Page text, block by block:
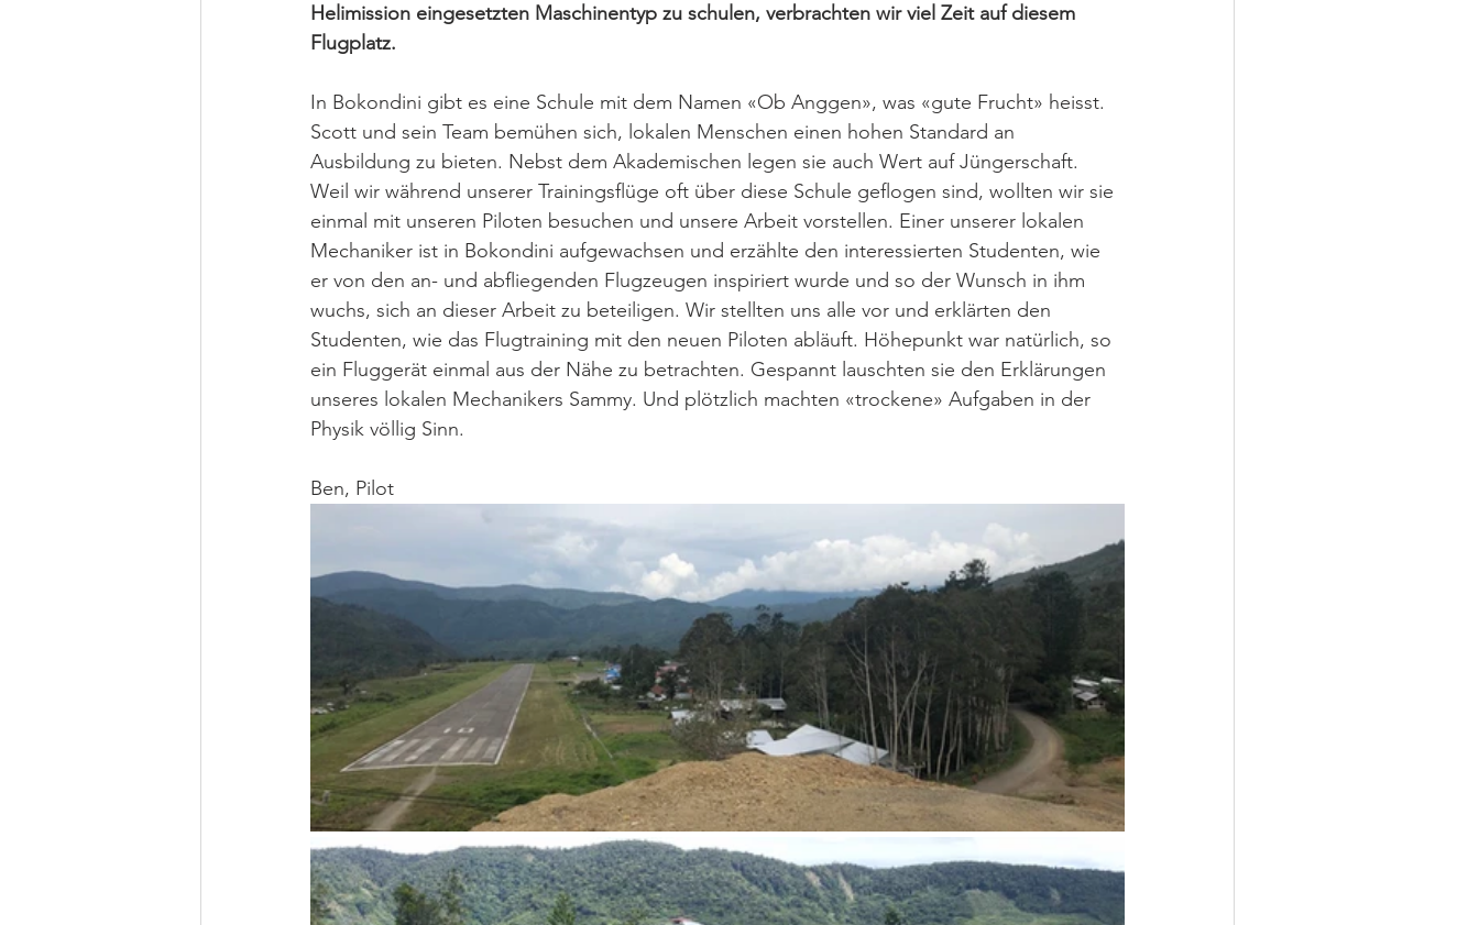
Helimission eingesetzten Maschinentyp zu schulen, verbrachten wir viel Zeit auf diesem
Flugplatz.
In Bokondini gibt es eine Schule mit dem Namen «Ob Anggen», was «gute Frucht» heisst.
Scott und sein Team bemühen sich, lokalen Menschen einen hohen Standard an
Ausbildung zu bieten. Nebst dem Akademischen legen sie auch Wert auf Jüngerschaft.
Weil wir während unserer Trainingsflüge oft über diese Schule geflogen sind, wollten wir sie
einmal mit unseren Piloten besuchen und unsere Arbeit vorstellen. Einer unserer lokalen
Mechaniker ist in Bokondini aufgewachsen und erzählte den interessierten Studenten, wie
er von den an- und abfliegenden Flugzeugen inspiriert wurde und so der Wunsch in ihm
wuchs, sich an dieser Arbeit zu beteiligen. Wir stellten uns alle vor und erklärten den
Studenten, wie das Flugtraining mit den neuen Piloten abläuft. Höhepunkt war natürlich, so
ein Fluggerät einmal aus der Nähe zu betrachten. Gespannt lauschten sie den Erklärungen
unseres lokalen Mechanikers Sammy. Und plötzlich machten «trockene» Aufgaben in der
Physik völlig Sinn.
Ben, Pilot